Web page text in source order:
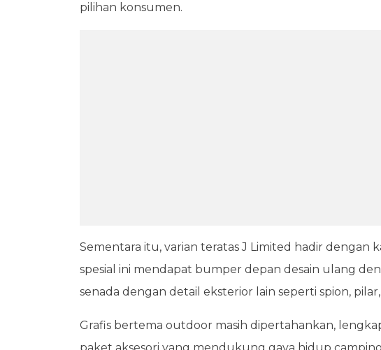
pilihan konsumen.
Sementara itu, varian teratas J Limited hadir dengan
spesial ini mendapat bumper depan desain ulang
senada dengan detail eksterior lain seperti spion,
Grafis bertema outdoor masih dipertahankan,